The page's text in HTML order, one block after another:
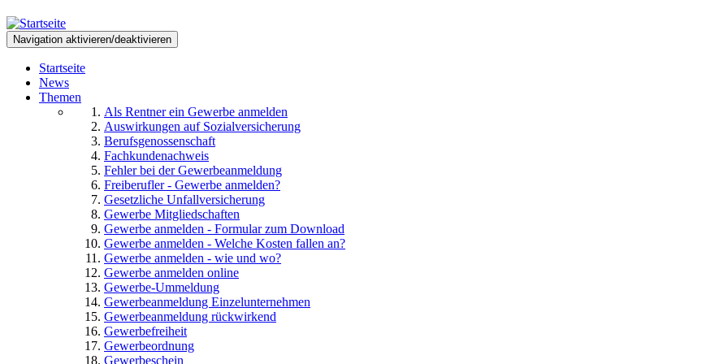
Direkt
zum
Inhalt
Navigation aktivieren/deaktivieren
Startseite
News
Themen
Als Rentner ein Gewerbe anmelden
Auswirkungen auf Sozialversicherung
Berufsgenossenschaft
Fachkundenachweis
Fehler bei der Gewerbeanmeldung
Freiberufler - Gewerbe anmelden?
Gesetzliche Unfallversicherung
Gewerbe Mitgliedschaften
Gewerbe anmelden - Formular zum Download
Gewerbe anmelden - Welche Kosten fallen an?
Gewerbe anmelden - wie und wo?
Gewerbe anmelden online
Gewerbe-Ummeldung
Gewerbeanmeldung Einzelunternehmen
Gewerbeanmeldung rückwirkend
Gewerbefreiheit
Gewerbeordnung
Gewerbeschein